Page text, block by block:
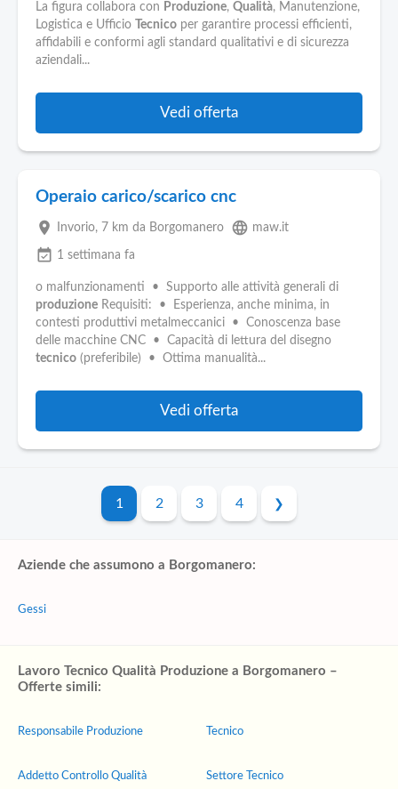
La figura collabora con Produzione, Qualità, Manutenzione,
Logistica e Ufficio
Tecnico per garantire processi efficienti,
affidabili e conformi agli standard qualitativi e di sicurezza
aziendali...
Vedi offerta
Operaio carico/scarico cnc
place Invorio, 7 km da Borgomanero language maw.it
event_available 1 settimana fa
o malfunzionamenti • Supporto alle attività generali di
produzione Requisiti: • Esperienza, anche minima, in
contesti produttivi metalmeccanici • Conoscenza base
delle macchine CNC • Capacità di lettura del disegno
tecnico (preferibile) • Ottima manualità...
Vedi offerta
1 2 3 4
Aziende che assumono a Borgomanero:
Gessi
Lavoro Tecnico Qualità Produzione a Borgomanero –
Offerte simili:
Responsabile Produzione
Addetto Controllo Qualità
Tecnico
Settore Tecnico